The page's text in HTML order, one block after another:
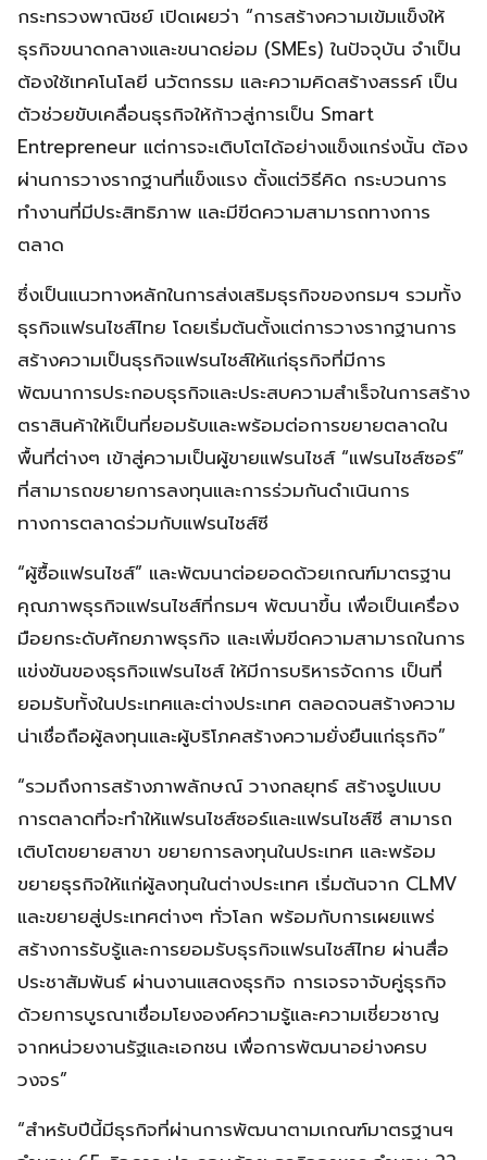
กระทรวงพาณิชย์ เปิดเผยว่า “การสร้างความเข้มแข็งให้
ธุรกิจขนาดกลางและขนาดย่อม (SMEs) ในปัจจุบัน จำเป็น
ต้องใช้เทคโนโลยี นวัตกรรม และความคิดสร้างสรรค์ เป็น
ตัวช่วยขับเคลื่อนธุรกิจให้ก้าวสู่การเป็น Smart
Entrepreneur แต่การจะเติบโตได้อย่างแข็งแกร่งนั้น ต้อง
ผ่านการวางรากฐานที่แข็งแรง ตั้งแต่วิธีคิด กระบวนการ
ทำงานที่มีประสิทธิภาพ และมีขีดความสามารถทางการ
ตลาด
ซึ่งเป็นแนวทางหลักในการส่งเสริมธุรกิจของกรมฯ รวมทั้ง
ธุรกิจแฟรนไชส์ไทย โดยเริ่มต้นตั้งแต่การวางรากฐานการ
สร้างความเป็นธุรกิจแฟรนไชส์ให้แก่ธุรกิจที่มีการ
พัฒนาการประกอบธุรกิจและประสบความสำเร็จในการสร้าง
ตราสินค้าให้เป็นที่ยอมรับและพร้อมต่อการขยายตลาดใน
พื้นที่ต่างๆ เข้าสู่ความเป็นผู้ขายแฟรนไชส์ “แฟรนไชส์ซอร์”
ที่สามารถขยายการลงทุนและการร่วมกันดำเนินการ
ทางการตลาดร่วมกับแฟรนไชส์ซี
“ผู้ซื้อแฟรนไชส์” และพัฒนาต่อยอดด้วยเกณฑ์มาตรฐาน
คุณภาพธุรกิจแฟรนไชส์ที่กรมฯ พัฒนาขึ้น เพื่อเป็นเครื่อง
มือยกระดับศักยภาพธุรกิจ และเพิ่มขีดความสามารถในการ
แข่งขันของธุรกิจแฟรนไชส์ ให้มีการบริหารจัดการ เป็นที่
ยอมรับทั้งในประเทศและต่างประเทศ ตลอดจนสร้างความ
น่าเชื่อถือผู้ลงทุนและผู้บริโภคสร้างความยั่งยืนแก่ธุรกิจ”
“รวมถึงการสร้างภาพลักษณ์ วางกลยุทธ์ สร้างรูปแบบ
การตลาดที่จะทำให้แฟรนไชส์ซอร์และแฟรนไชส์ซี สามารถ
เติบโตขยายสาขา ขยายการลงทุนในประเทศ และพร้อม
ขยายธุรกิจให้แก่ผู้ลงทุนในต่างประเทศ เริ่มต้นจาก CLMV
และขยายสู่ประเทศต่างๆ ทั่วโลก พร้อมกับการเผยแพร่
สร้างการรับรู้และการยอมรับธุรกิจแฟรนไชส์ไทย ผ่านสื่อ
ประชาสัมพันธ์ ผ่านงานแสดงธุรกิจ การเจรจาจับคู่ธุรกิจ
ด้วยการบูรณาเชื่อมโยงองค์ความรู้และความเชี่ยวชาญ
จากหน่วยงานรัฐและเอกชน เพื่อการพัฒนาอย่างครบ
วงจร”
“สำหรับปีนี้มีธุรกิจที่ผ่านการพัฒนาตามเกณฑ์มาตรฐานฯ